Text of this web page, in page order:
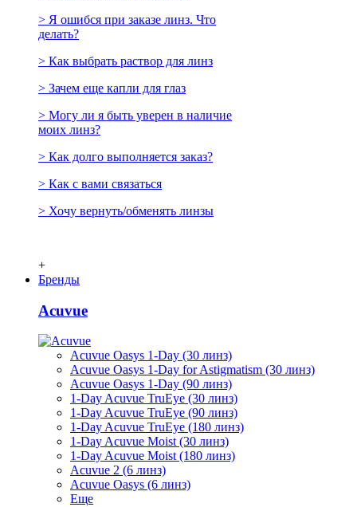
> Я ошибся при заказе линз. Что
делать?
> Как выбрать раствор для линз
> Зачем еще капли для глаз
> Могу ли я быть уверен в наличие
моих линз?
> Как долго выполняется заказ?
> Как с вами связаться
> Хочу вернуть/обменять линзы
+
Бренды
Acuvue
Acuvue Oasys 1-Day (30 линз)
Acuvue Oasys 1-Day for Astigmatism (30 линз)
Acuvue Oasys 1-Day (90 линз)
1-Day Acuvue TruEye (30 линз)
1-Day Acuvue TruEye (90 линз)
1-Day Acuvue TruEye (180 линз)
1-Day Acuvue Moist (30 линз)
1-Day Acuvue Moist (180 линз)
Acuvue 2 (6 линз)
Acuvue Oasys (6 линз)
Еще